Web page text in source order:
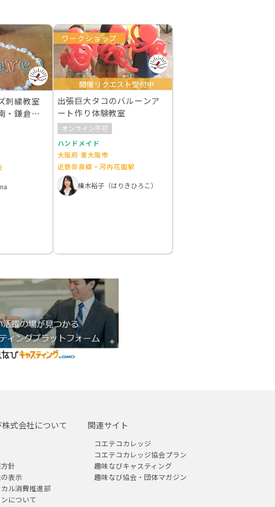
刺繍教室
・鎌倉教
ワークショップ
開催リクエスト受付中
出張巨大タコのバルーンア
ート作り体験教室
オンライン不可
ハンドメイド
大阪府 東大阪市
近鉄奈良線・河内花園駅
榛木裕子（はりきひろこ）
式会社について
針
表示
ル消費推進部
について
関連サイト
コエテコカレッジ
コエテコカレッジ協会プラン
趣味なびキャスティング
趣味なび協会・団体マガジン